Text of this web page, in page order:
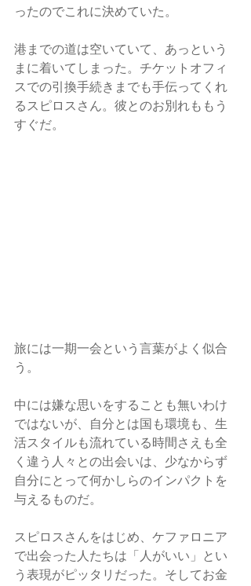
ったのでこれに決めていた。
港までの道は空いていて、あっという
まに着いてしまった。チケットオフィ
スでの引換手続きまでも手伝ってくれ
るスピロスさん。彼とのお別れももう
すぐだ。
旅には一期一会という言葉がよく似合
う。
中には嫌な思いをすることも無いわけ
ではないが、自分とは国も環境も、生
活スタイルも流れている時間さえも全
く違う人々との出会いは、少なからず
自分にとって何かしらのインパクトを
与えるものだ。
スピロスさんをはじめ、ケファロニア
で出会った人たちは「人がいい」とい
う表現がピッタリだった。そしてお金